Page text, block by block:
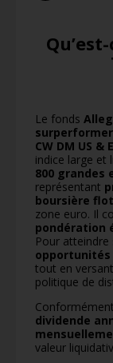
Le fonds
surperformer
CW DM US &
indice large et
800 grandes
représentant
boursière
zone euro. Il
pondération
Pour
tout en
politique de
dividende
valeur